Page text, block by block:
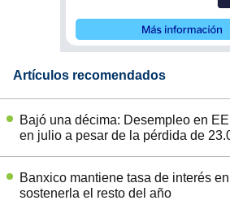
Artículos recomendados
Bajó una décima: Desempleo en
en julio a pesar de la pérdida de
Banxico mantiene tasa de interés
sostenerla el resto del año